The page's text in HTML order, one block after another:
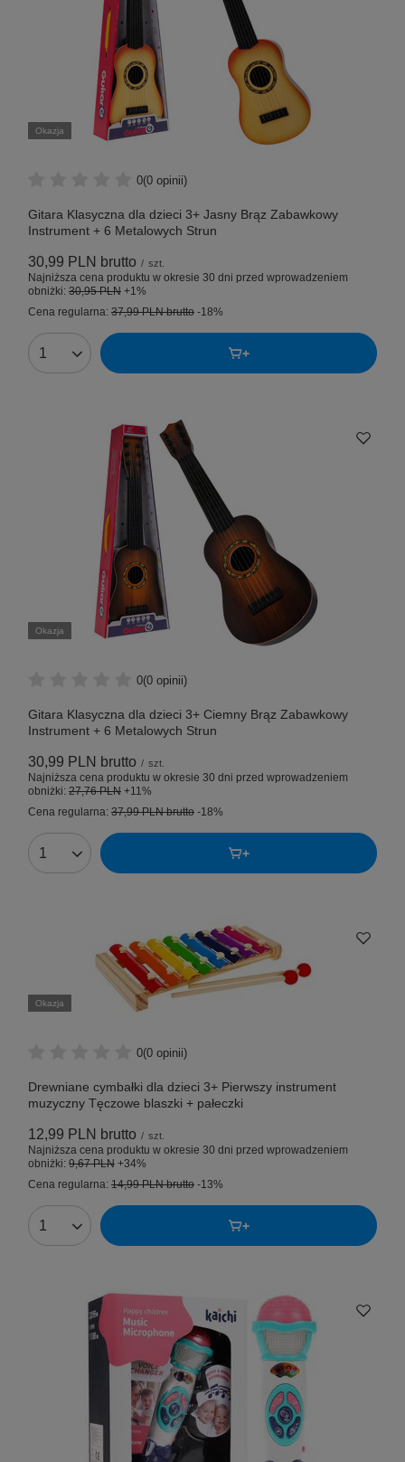
Okazja
0(0 opinii)
Gitara Klasyczna dla dzieci 3+ Jasny Brąz Zabawkowy
Instrument + 6 Metalowych Strun
30,99 PLN brutto / szt.
Najniższa cena produktu w okresie 30 dni przed wprowadzeniem
obniżki: 30,95 PLN +1%
Cena regularna: 37,99 PLNbrutto -18%
Okazja
0(0 opinii)
Gitara Klasyczna dla dzieci 3+ Ciemny Brąz Zabawkowy
Instrument + 6 Metalowych Strun
30,99 PLN brutto / szt.
Najniższa cena produktu w okresie 30 dni przed wprowadzeniem
obniżki: 27,76 PLN +11%
Cena regularna: 37,99 PLNbrutto -18%
Okazja
0(0 opinii)
Drewniane cymbałki dla dzieci 3+ Pierwszy instrument
muzyczny Tęczowe blaszki + pałeczki
12,99 PLN brutto / szt.
Najniższa cena produktu w okresie 30 dni przed wprowadzeniem
obniżki: 9,67 PLN +34%
Cena regularna: 14,99 PLNbrutto -13%